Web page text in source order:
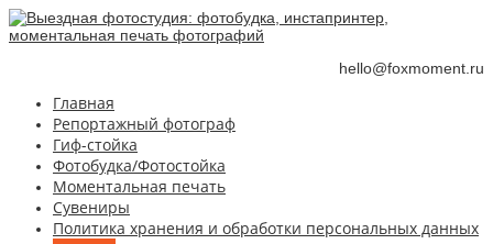
hello@foxmoment.ru
Главная
Репортажный фотограф
Гиф-стойка
Фотобудка/Фотостойка
Моментальная печать
Сувениры
Политика хранения и обработки персональных данных